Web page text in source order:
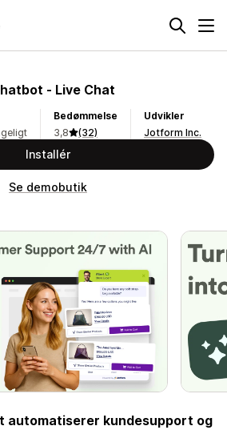
‑ Live Chat
Bedømmelse
3,8
(32)
Udvikler
Jotform Inc.
Installér
Se demobutik
automatiserer kundesupport og